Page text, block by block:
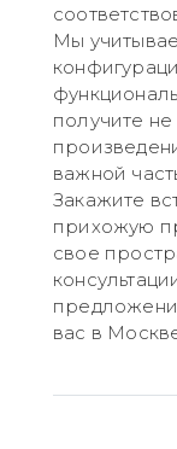
Мы
получите
важной
Закажите
прихожую
свое
вас в